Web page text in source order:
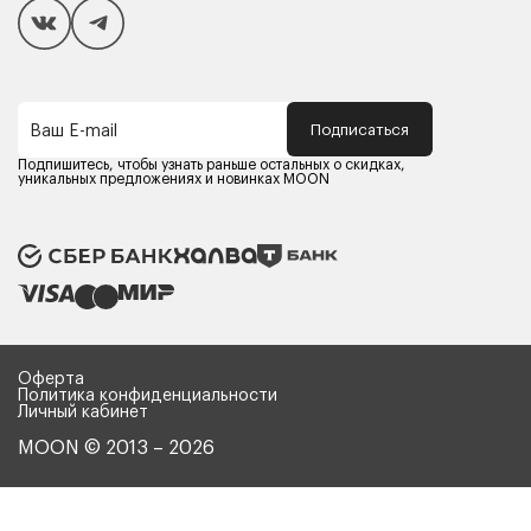
Способы оплаты
Компания MOON
Оферта
Политика конфиденциальности
Карьера в MOON
Ваш E-mail Подписаться
Подпишитесь, чтобы узнать раньше остальных о скидках,
уникальных предложениях и новинках MOON
MOON © 2013 – 2026
Оферта
Политика конфиденциальности
Личный кабинет